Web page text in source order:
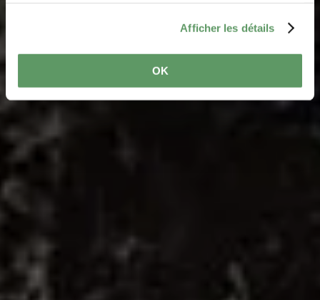
Afficher les détails
OK